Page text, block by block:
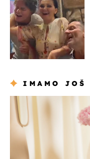
IMAMO JOŠ
moda & ljepota